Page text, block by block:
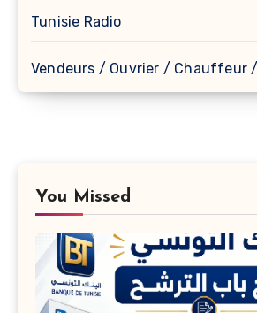
Tunisie Radio
Vendeurs / Ouvrier / Chauffeur
You Missed